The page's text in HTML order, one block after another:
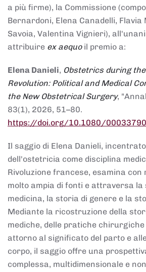
a più firme), la Commissione
Bernardoni, Elena Canadelli,
Savoia, Valentina Vignieri),
attribuire ex aequoil premio a:
Elena Danieli, Obstetrics during
Revolution: Political and Medical
the New Obstetrical Surgery,
83(1), 2026, 51–80.
https://doi.org/10.1080/
Il saggio di Elena Danieli,
dell'ostetricia come disciplina
Rivoluzione francese, esamina
molto ampia di fonti e attraversa la
medicina, la storia di genere e la
Mediante la ricostruzione della
mediche, delle pratiche
attorno al significato del parto e
corpo, il saggio offre una
complessa, multidimensionale e